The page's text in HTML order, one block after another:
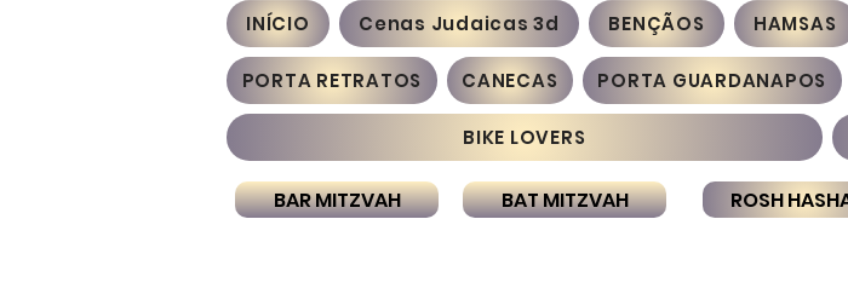
INÍCIO Cenas Judaicas 3d BENÇÃOS HAMSAS
PORTA RETRATOS CANECAS PORTA GUARDANAPOS
BIKE LOVERS
BAR MITZVAH BAT MITZVAH ROSH